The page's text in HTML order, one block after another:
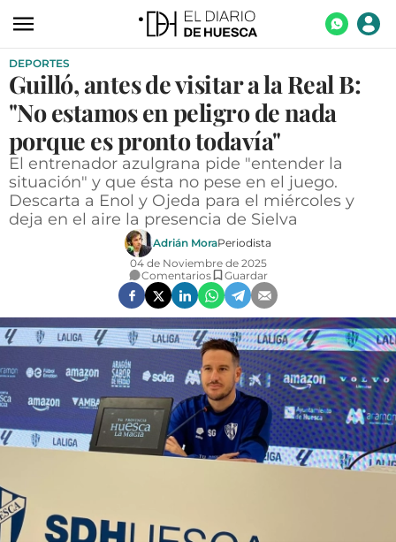
ACTUALIDAD
ECONOMÍA
TURISMO
AGROALIMENTACIÓN
DEPORTES
OPINIÓN
GALERÍAS
VÍDEOS
CONTACTAR
FIESTAS EN EL ALTO ARAGÓN
FIESTAS DE SAN LORENZO
AGENDA
DEPORTES
Guilló, antes de visitar a la Real B:
"No estamos en peligro de nada
porque es pronto todavía"
El entrenador azulgrana pide "entender la
situación" y que ésta no pese en el juego.
Descarta a Enol y Ojeda para el miércoles y
deja en el aire la presencia de Sielva
Adrián MoraPeriodista
04 de Noviembre de 2025
Comentarios
Guardar